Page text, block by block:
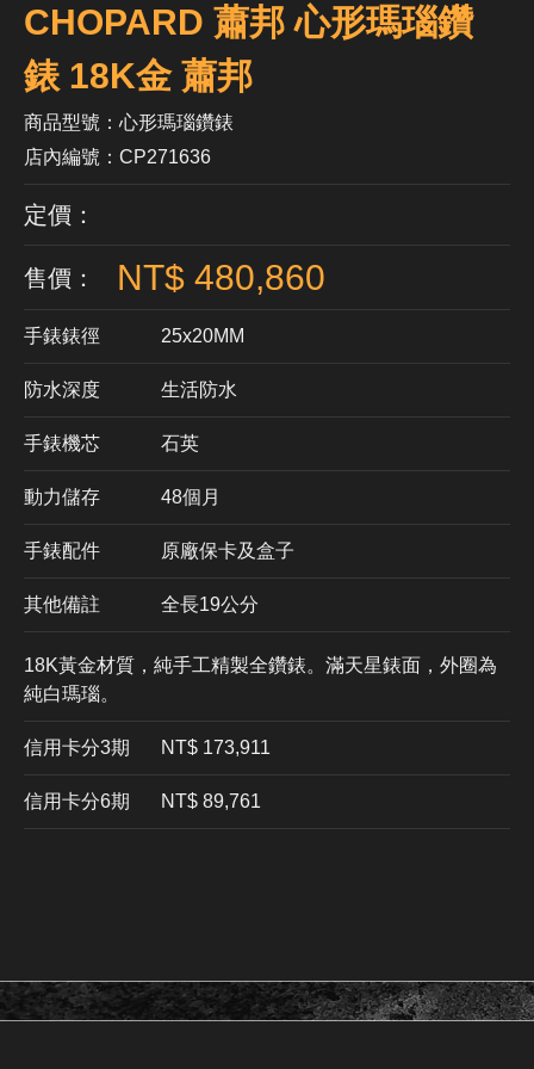
CHOPARD 蕭邦 心形瑪瑙鑽
錶 18K金 蕭邦
商品型號：心形瑪瑙鑽錶
店內編號：CP271636
定價：
售價： NT$ 480,860
手錶錶徑 25x20MM
防水深度 生活防水
手錶機芯 ​石英
動力儲存 48個月
手錶配件 原廠保卡及盒子
其他備註 全長19公分
18K黃金材質，純手工精製全鑽錶。滿天星錶面，外圈為
純白瑪瑙。
信用卡分3期 ​NT$ 173,911
信用卡分6期 NT$ 89,761